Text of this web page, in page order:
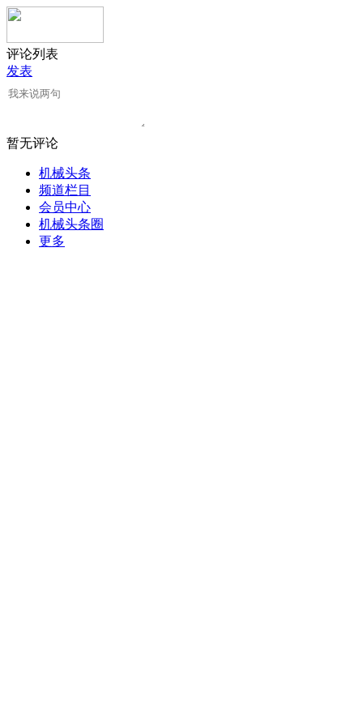
评论列表
发表
暂无评论
机械头条
频道栏目
会员中心
机械头条圈
更多